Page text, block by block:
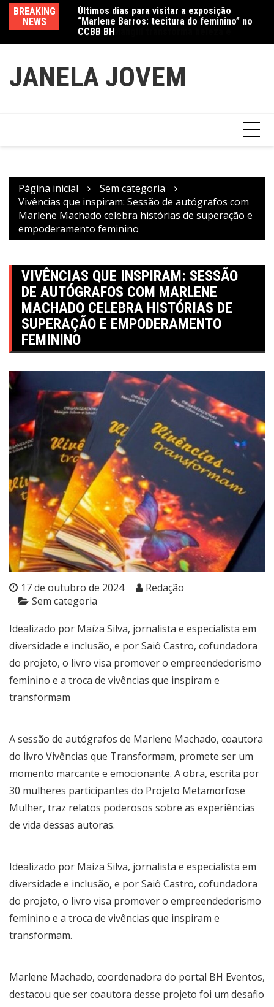
conteúdo
BREAKING
NEWS
CCBB BH
Amanda Mangili transforma beleza e
inclusão em conexão real nas redes
JANELA JOVEM
Página inicial
Sem categoria
Vivências que inspiram: Sessão de autógrafos com
Marlene Machado celebra histórias de superação e
empoderamento feminino
VIVÊNCIAS QUE INSPIRAM: SESSÃO
DE AUTÓGRAFOS COM MARLENE
MACHADO CELEBRA HISTÓRIAS DE
SUPERAÇÃO E EMPODERAMENTO
FEMININO
17 de outubro de 2024
Redação
Sem categoria
Idealizado por Maíza Silva, jornalista e especialista em
diversidade e inclusão, e por Saiô Castro, cofundadora
do projeto, o livro visa promover o empreendedorismo
feminino e a troca de vivências que inspiram e
transformam
A sessão de autógrafos de Marlene Machado, coautora
do livro Vivências que Transformam, promete ser um
momento marcante e emocionante. A obra, escrita por
30 mulheres participantes do Projeto Metamorfose
Mulher, traz relatos poderosos sobre as experiências
de vida dessas autoras.
Idealizado por Maíza Silva, jornalista e especialista em
diversidade e inclusão, e por Saiô Castro, cofundadora
do projeto, o livro visa promover o empreendedorismo
feminino e a troca de vivências que inspiram e
transformam.
Marlene Machado, coordenadora do portal BH Eventos,
destacou que ser coautora desse projeto foi um desafio